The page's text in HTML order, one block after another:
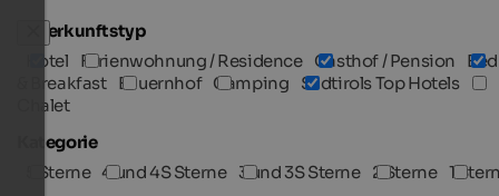
Unterkunftstyp
Hotel
Ferienwohnung / Residence Gasthof / Pension
Bed
& Breakfast Bauernhof Camping
Südtirols Top Hotels
Chalet
Kategorie
5 Sterne 4 und 4S Sterne 3 und 3S Sterne 2 Sterne 1